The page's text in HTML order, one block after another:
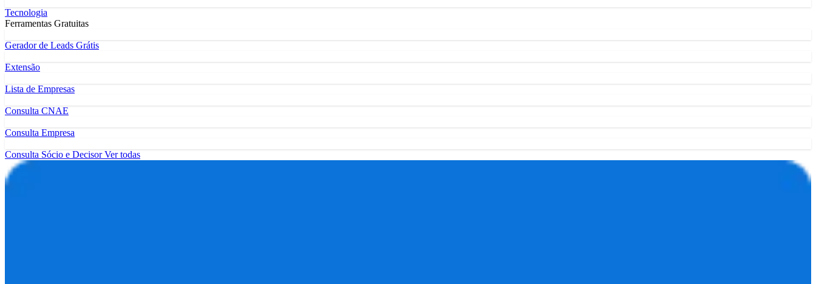
Tecnologia
Ferramentas Gratuitas
Gerador de Leads Grátis
Extensão
Lista de Empresas
Consulta CNAE
Consulta Empresa
Consulta Sócio e DecisorVer todas